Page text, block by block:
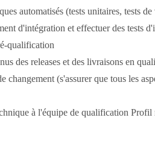
automatisés (tests unitaires, tests
d'intégration et effectuer des tests
qualification
des releases et des livraisons en
changement (s'assurer que tous les
à l'équipe de qualification Profil